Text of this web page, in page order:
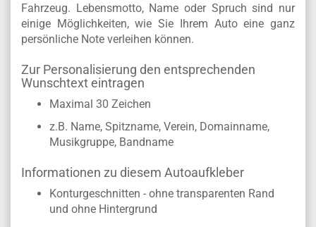
Fahrzeug. Lebensmotto, Name oder Spruch sind nur
einige Möglichkeiten, wie Sie Ihrem Auto eine ganz
persönliche Note verleihen können.
Zur Personalisierung den entsprechenden
Wunschtext eintragen
Maximal 30 Zeichen
z.B. Name, Spitzname, Verein, Domainname,
Musikgruppe, Bandname
Informationen zu diesem Autoaufkleber
Konturgeschnitten - ohne transparenten Rand
und ohne Hintergrund